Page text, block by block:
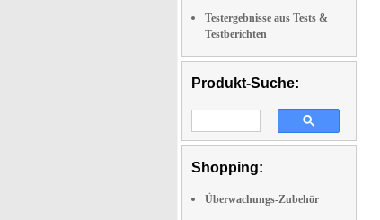
Testergebnisse aus Tests &
Testberichten
Produkt-Suche:
Shopping:
Überwachungs-Zubehör